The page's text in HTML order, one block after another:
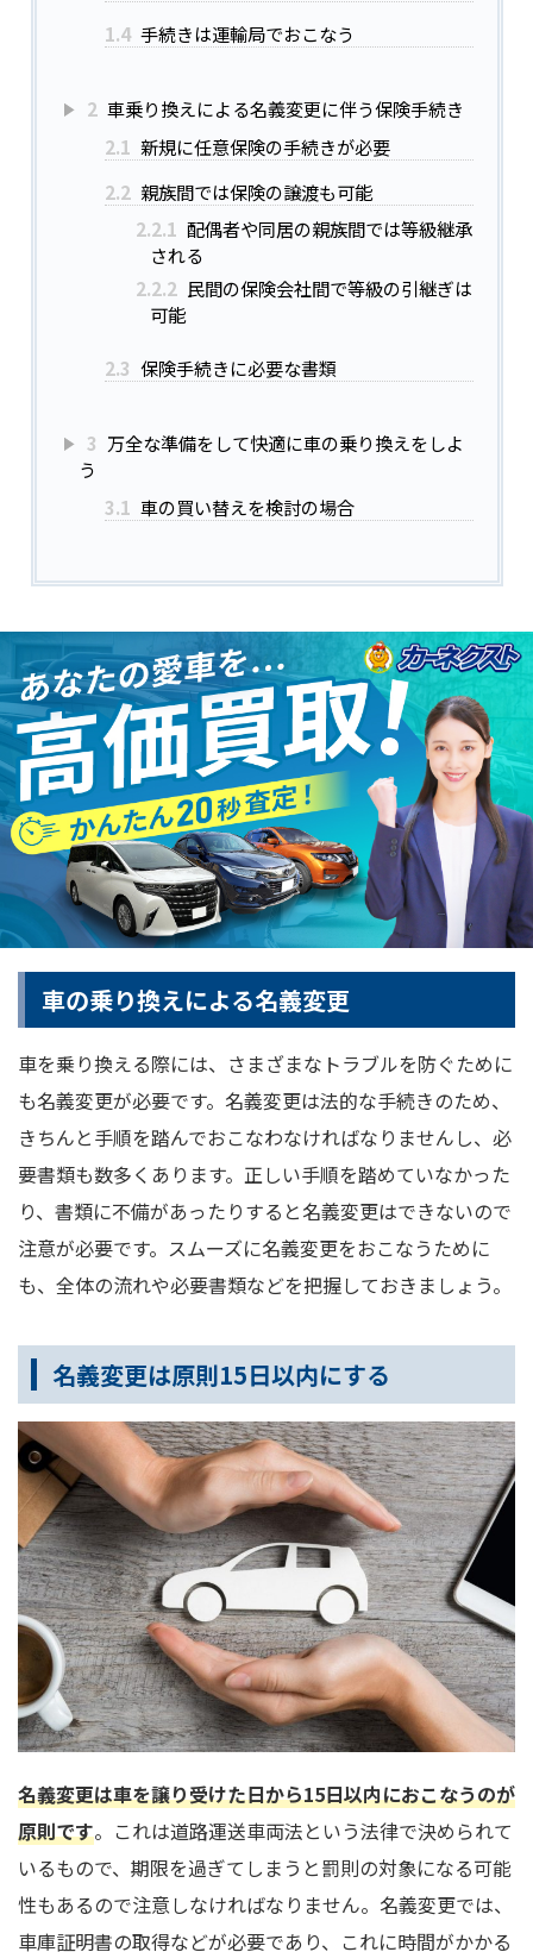
1.4 手続きは運輸局でおこなう
2 車乗り換えによる名義変更に伴う保険手続き
2.1 新規に任意保険の手続きが必要
2.2 親族間では保険の譲渡も可能
2.2.1 配偶者や同居の親族間では等級継承
される
2.2.2 民間の保険会社間で等級の引継ぎは
可能
2.3 保険手続きに必要な書類
3 万全な準備をして快適に車の乗り換えをしよ
う
3.1 車の買い替えを検討の場合
車の乗り換えによる名義変更
車を乗り換える際には、さまざまなトラブルを防ぐために
も名義変更が必要です。名義変更は法的な手続きのため、
きちんと手順を踏んでおこなわなければなりませんし、必
要書類も数多くあります。正しい手順を踏めていなかった
り、書類に不備があったりすると名義変更はできないので
注意が必要です。スムーズに名義変更をおこなうために
も、全体の流れや必要書類などを把握しておきましょう。
名義変更は原則15日以内にする
名義変更は車を譲り受けた日から15日以内におこなうのが
原則です。これは道路運送車両法という法律で決められて
いるもので、期限を過ぎてしまうと罰則の対象になる可能
性もあるので注意しなければなりません。名義変更では、
車庫証明書の取得などが必要であり、これに時間がかかる